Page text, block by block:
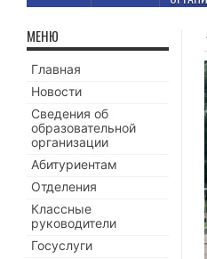
МЕНЮ
Главная
Новости
Сведения об
образовательной
организации
Абитуриентам
Отделения
Классные
руководители
Госуслуги